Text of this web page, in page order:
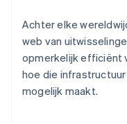
Achter elke
web van
opmerkelijk efficiënt
hoe die
mogelijk maakt.